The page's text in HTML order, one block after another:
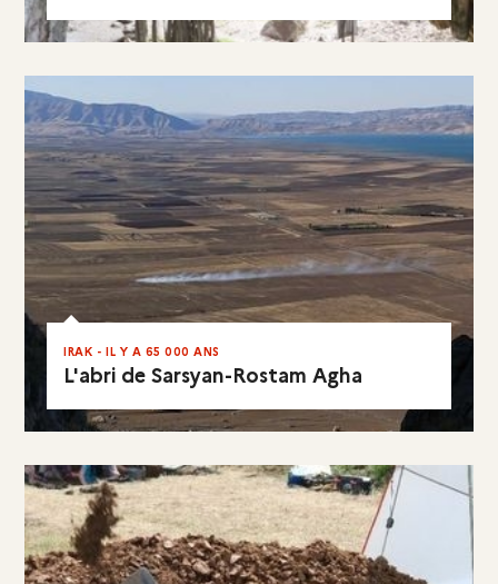
EN RÉSUMÉ
L'abri de Sarsyan-Rostam Agha
IRAK - IL Y A 65 000 ANS
EN RÉSUMÉ